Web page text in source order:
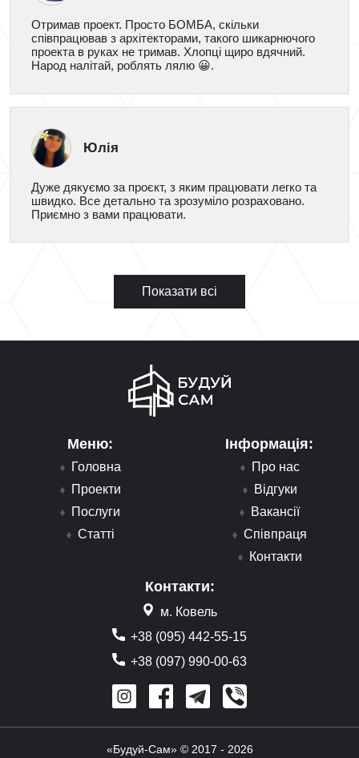
Отримав проект. Просто БОМБА, скільки
співпрацював з архітекторами, такого шикарнючого
проекта в руках не тримав. Хлопці щиро вдячний.
Народ налітай, роблять лялю 😀.
Юлія
Дуже дякуємо за проєкт, з яким працювати легко та
швидко. Все детально та зрозуміло розраховано.
Приємно з вами працювати.
Показати всі
Меню:
Головна
Проекти
Послуги
Статті
Інформація:
Про нас
Відгуки
Вакансії
Співпраця
Контакти
Контакти:
м. Ковель
+38 (095) 442-55-15
+38 (097) 990-00-63
«Будуй-Сам» © 2017 - 2026